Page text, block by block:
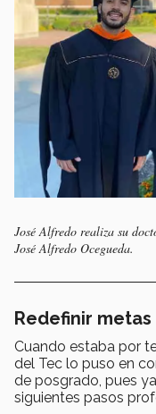
José Alfredo realiza su
José Alfredo Ocegueda.
Redefinir metas
Cuando estaba por
del Tec lo puso en
de posgrado, pues
siguientes pasos